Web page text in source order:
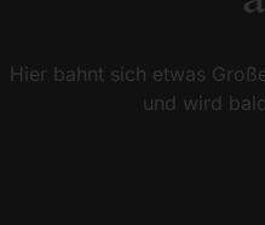
Hier bahnt sich etwas
und wird